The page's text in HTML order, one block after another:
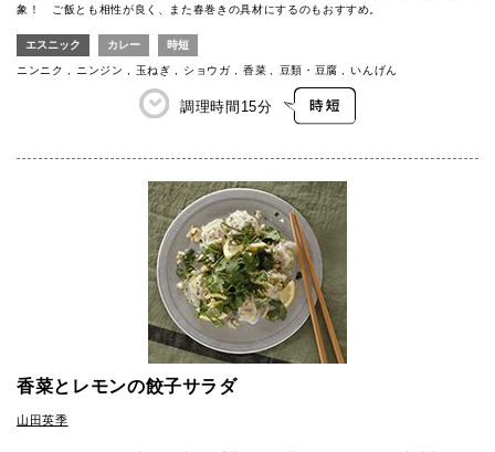
象！ ご飯とも相性が良く、また春巻きの具材にするのもおすすめ。
エスニック カレー 時短
ニンニク ニンジン 玉ねぎ ショウガ 香菜 豆類・豆腐 いんげん
調理時間 15分
香菜とレモンの餃子サラダ
山田英季